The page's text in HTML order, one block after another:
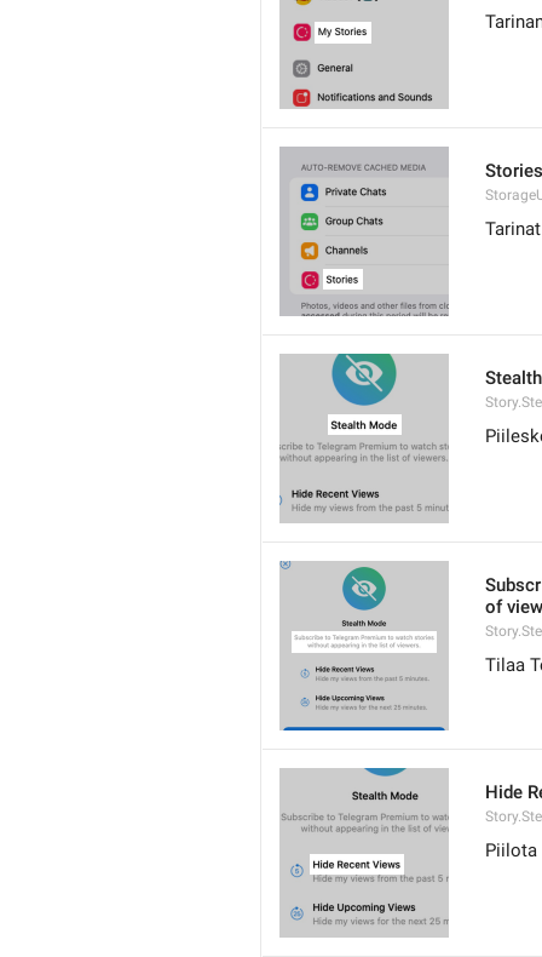
Stories
Tarinat
of
Tilaa
Hide